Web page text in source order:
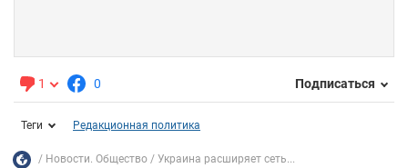
1 0 Подписаться
Теги Редакционная политика
Новости. Общество Украина расширяет сеть...